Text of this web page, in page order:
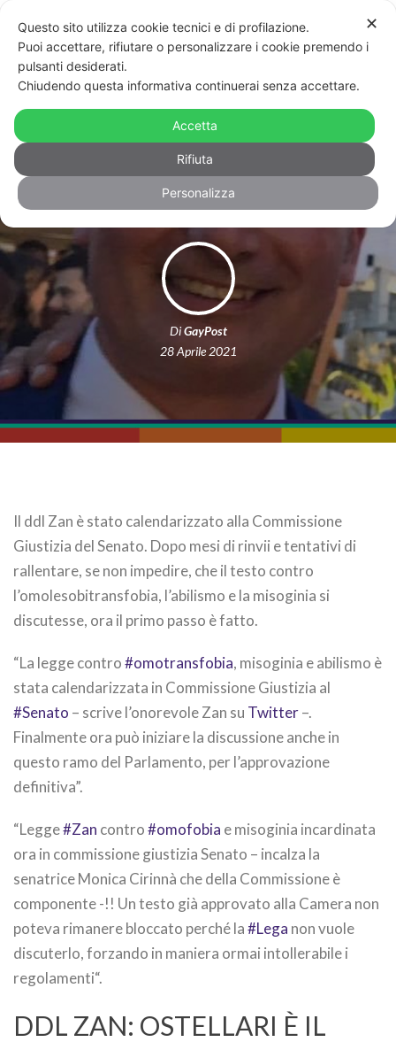
Ddl Zan calendarizzato in
commissione Giustizia al Senato,
Ostellari relatore
DiGayPost
28 Aprile 2021
Il ddl Zan è stato calendarizzato alla Commissione
Giustizia del Senato. Dopo mesi di rinvii e tentativi di
rallentare, se non impedire, che il testo contro
l’omolesobitransfobia, l’abilismo e la misoginia si
discutesse, ora il primo passo è fatto.
“La legge contro#omotransfobia, misoginia e abilismo è
stata calendarizzata in Commissione Giustizia al
#Senato – scrive l’onorevole Zan su Twitter–.
Finalmente ora può iniziare la discussione anche in
questo ramo del Parlamento, per l’approvazione
definitiva”.
“Legge#Zan contro#omofobia e misoginia incardinata
ora in commissione giustizia Senato – incalza la
senatrice Monica Cirinnà che della Commissione è
componente -!! Un testo già approvato alla Camera non
poteva rimanere bloccato perché la#Lega non vuole
discuterlo, forzando in maniera ormai intollerabile i
regolamenti“.
DDL ZAN: OSTELLARI È IL
✕
Questo sito utilizza cookie tecnici e di profilazione.
Puoi accettare, rifiutare o personalizzare i cookie premendo i
pulsanti desiderati.
Chiudendo questa informativa continuerai senza accettare.
Accetta
Rifiuta
Personalizza